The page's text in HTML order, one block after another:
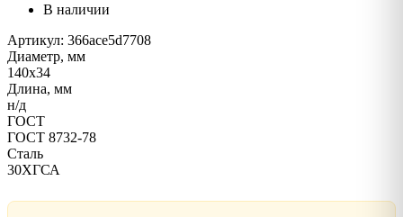
В наличии
Артикул: 366ace5d7708
Диаметр, мм
140х34
Длина, мм
н/д
ГОСТ
ГОСТ 8732-78
Сталь
30ХГСА